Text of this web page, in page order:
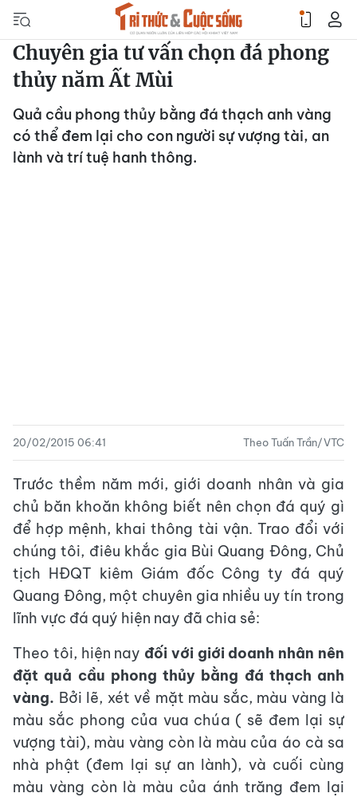
Chuyên gia tư vấn chọn đá phong
thủy năm Ất Mùi
Quả cầu phong thủy bằng đá thạch anh vàng
có thể đem lại cho con người sự vượng tài, an
lành và trí tuệ hanh thông.
20/02/2015 06:41 Theo Tuấn Trần/VTC
Trước thềm năm mới, giới doanh nhân và gia
chủ băn khoăn không biết nên chọn đá quý gì
để hợp mệnh, khai thông tài vận. Trao đổi với
chúng tôi, điêu khắc gia Bùi Quang Đông, Chủ
tịch HĐQT kiêm Giám đốc Công ty đá quý
Quang Đông, một chuyên gia nhiều uy tín trong
lĩnh vực đá quý hiện nay đã chia sẻ:
Theo tôi, hiện nay đối với giới doanh nhân nên
đặt quả cầu phong thủy bằng đá thạch anh
vàng. Bởi lẽ, xét về mặt màu sắc, màu vàng là
màu sắc phong của vua chúa ( sẽ đem lại sự
vượng tài), màu vàng còn là màu của áo cà sa
nhà phật (đem lại sự an lành), và cuối cùng
màu vàng còn là màu của ánh trăng đem lại